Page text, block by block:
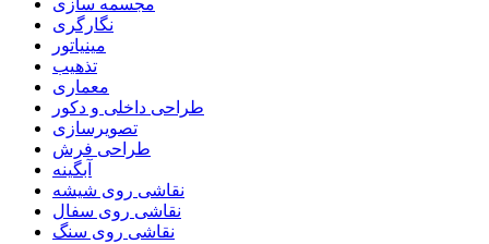
مجسمه سازی
نگارگری
مینیاتور
تذهیب
معماری
طراحی داخلی و دکور
تصویرسازی
طراحی فرش
آبگینه
نقاشی روی شیشه
نقاشی روی سفال
نقاشی روی سنگ